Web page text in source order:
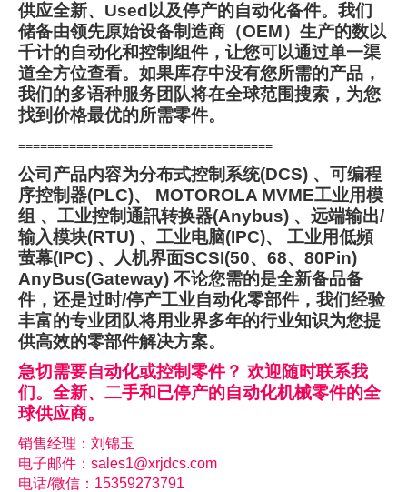
供应全新、Used以及停产的自动化备件。我们
储备由领先原始设备制造商（OEM）生产的数以
千计的自动化和控制组件，让您可以通过单一渠
道全方位查看。如果库存中没有您所需的产品，
我们的多语种服务团队将在全球范围搜索，为您
找到价格最优的所需零件。
===================================
公司产品内容为分布式控制系统(DCS) 、可编程
序控制器(PLC)、 MOTOROLA MVME工业用模
组 、工业控制通訊转换器(Anybus) 、远端输出/
输入模块(RTU) 、工业电脑(IPC)、 工业用低頻
萤幕(IPC) 、人机界面SCSI(50、68、80Pin)
AnyBus(Gateway) 不论您需的是全新备品备
件，还是过时/停产工业自动化零部件，我们经验
丰富的专业团队将用业界多年的行业知识为您提
供高效的零部件解决方案。
急切需要自动化或控制零件？ 欢迎随时联系我
们。全新、二手和已停产的自动化机械零件的全
球供应商。
销售经理：刘锦玉
电子邮件：sales1@xrjdcs.com
电话/微信：15359273791